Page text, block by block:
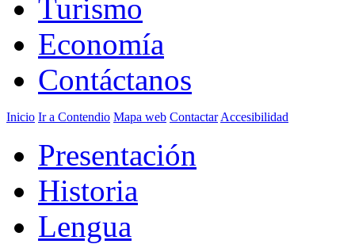
Turismo
Economía
Contáctanos
Inicio Ir a Contendio Mapa web Contactar Accesibilidad
Presentación
Historia
Lengua